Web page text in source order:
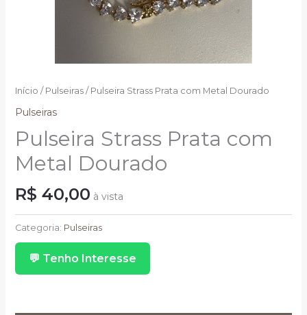
Início / Pulseiras/ Pulseira Strass Prata com Metal Dourado
Pulseiras
Pulseira Strass Prata com
Metal Dourado
R$ 40,00 à vista
Pulseira
Strass
Prata
com
Metal
Categoria: Pulseiras
💬 Tenho Interesse